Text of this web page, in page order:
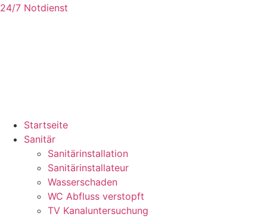
24/7 Notdienst
Startseite
Sanitär
Sanitärinstallation
Sanitärinstallateur
Wasserschaden
WC Abfluss verstopft
TV Kanaluntersuchung